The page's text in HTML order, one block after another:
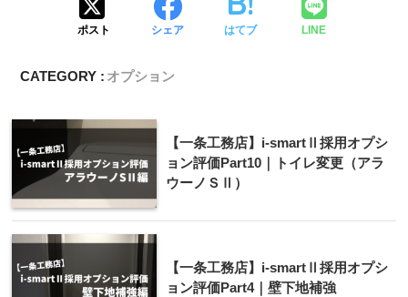
ポスト シェア はてブ LINE
CATEGORY : オプション
【一条工務店】i-smartⅡ採用オプシ
ョン評価Part10｜トイレ変更（アラ
ウーノＳⅡ）
【一条工務店】i-smartⅡ採用オプシ
ョン評価Part4｜壁下地補強